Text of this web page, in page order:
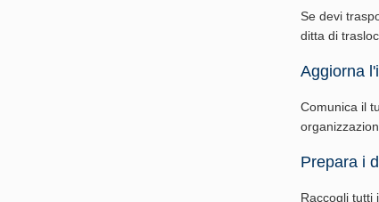
Se devi
ditta di
Aggiorna
Comunica il
Prepara i
Raccogli tutti